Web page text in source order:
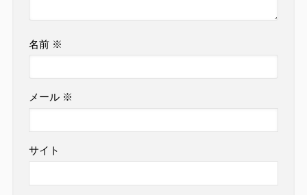
名前 ※
メール ※
サイト